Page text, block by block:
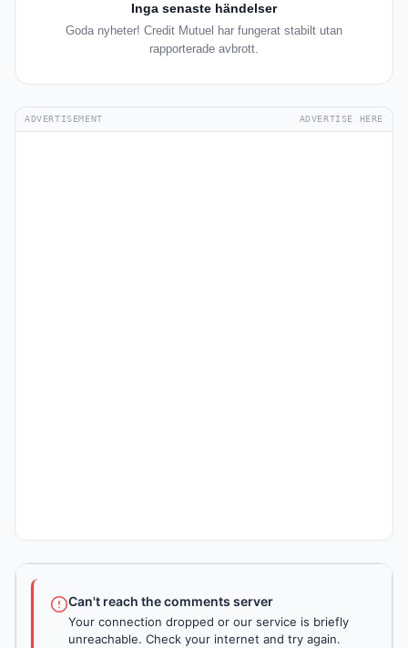
Inga senaste händelser
Goda nyheter! Credit Mutuel har fungerat stabilt utan
rapporterade avbrott.
ADVERTISEMENT ADVERTISE HERE
Can't reach the comments server
Your connection dropped or our service is briefly
unreachable. Check your internet and try again.